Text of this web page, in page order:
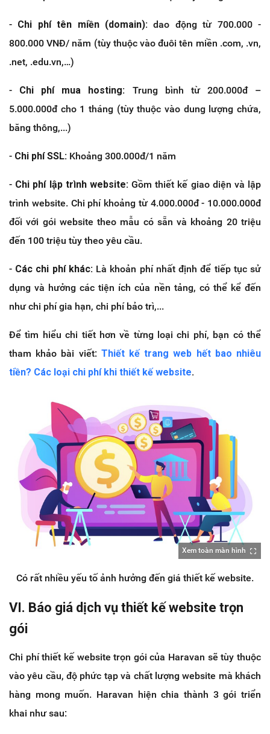
- Chi phí tên miền (domain):dao động từ 700.000 -
800.000 VNĐ/ năm (tùy thuộc vào đuôi tên miền .com, .vn,
.net, .edu.vn,…)
- Chi phí mua hosting: Trung bình từ 200.000đ –
5.000.000đ cho 1 tháng (tùy thuộc vào dung lượng chứa,
băng thông,...)
- Chi phí SSL: Khoảng 300.000đ/1 năm
- Chi phí lập trình website:Gồm thiết kế giao diện và lập
trình website. Chi phí khoảng từ 4.000.000đ - 10.000.000đ
đối với gói website theo mẫu có sẵn và khoảng 20 triệu
đến 100 triệu tùy theo yêu cầu.
- Các chi phí khác: Là khoản phí nhất định để tiếp tục sử
dụng và hưởng các tiện ích của nền tảng, có thể kể đến
như chi phí gia hạn, chi phí bảo trì,...
Để tìm hiểu chi tiết hơn về từng loại chi phí, bạn có thể
tham khảo bài viết: Thiết kế trang web hết bao nhiêu
tiền? Các loại chi phí khi thiết kế website.
Xem toàn màn hình
Có rất nhiều yếu tố ảnh hưởng đến giá thiết kế website.
VI. Báo giá dịch vụ thiết kế website trọn
gói
Chi phí thiết kế website trọn gói của Haravan sẽ tùy thuộc
vào yêu cầu, độ phức tạp và chất lượng website mà khách
hàng mong muốn. Haravan hiện chia thành 3 gói triển
khai như sau: